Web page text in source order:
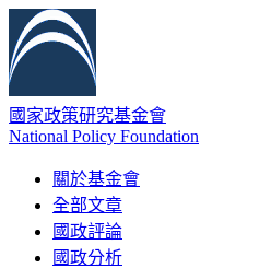
國家政策研究基金會
National Policy Foundation
關於基金會
全部文章
國政評論
國政分析